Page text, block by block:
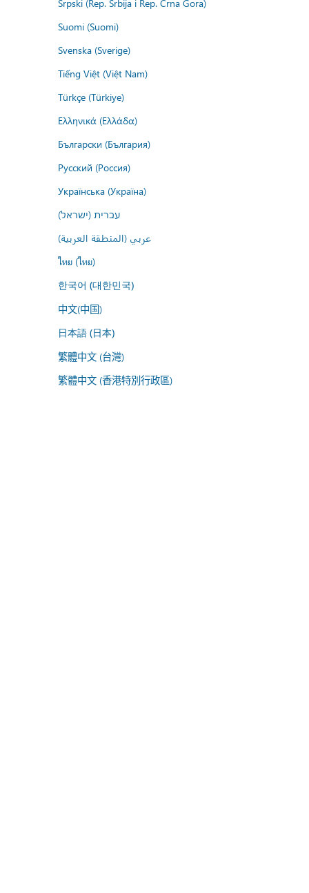
Srpski (Rep. Srbija i Rep. Crna Gora)
Suomi (Suomi)
Svenska (Sverige)
Tiếng Việt (Việt Nam)
Türkçe (Türkiye)
Ελληνικά (Ελλάδα)
Български (България)
Русский (Россия)
Українська (Україна)
עברית (ישראל)
عربي (المنطقة العربية)
ไทย (ไทย)
한국어 (대한민국)
中文(中国)
日本語 (日本)
繁體中文 (台灣)
繁體中文 (香港特別行政區)